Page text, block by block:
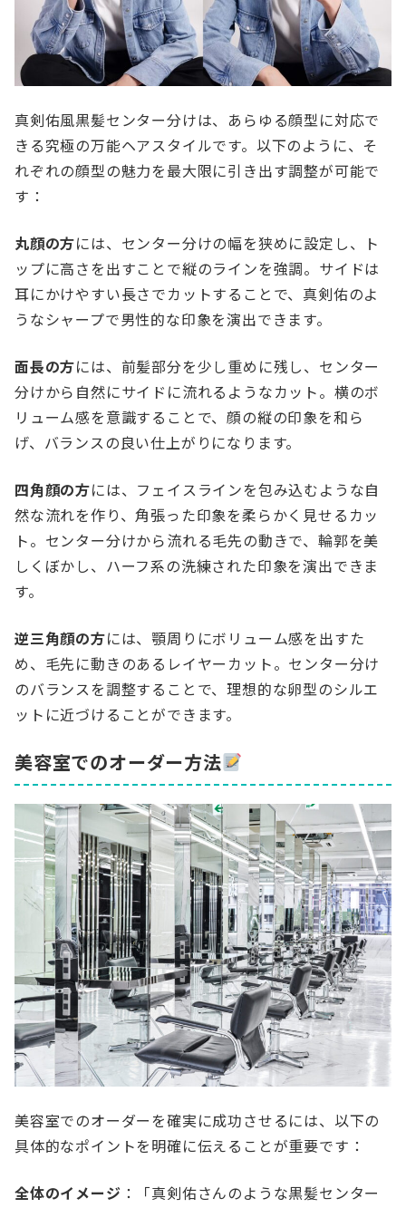
真剣佑風黒髪センター分けは、あらゆる顔型に対応で
きる究極の万能ヘアスタイルです。以下のように、そ
れぞれの顔型の魅力を最大限に引き出す調整が可能で
す：
丸顔の方には、センター分けの幅を狭めに設定し、ト
ップに高さを出すことで縦のラインを強調。サイドは
耳にかけやすい長さでカットすることで、真剣佑のよ
うなシャープで男性的な印象を演出できます。
面長の方には、前髪部分を少し重めに残し、センター
分けから自然にサイドに流れるようなカット。横のボ
リューム感を意識することで、顔の縦の印象を和ら
げ、バランスの良い仕上がりになります。
四角顔の方には、フェイスラインを包み込むような自
然な流れを作り、角張った印象を柔らかく見せるカッ
ト。センター分けから流れる毛先の動きで、輪郭を美
しくぼかし、ハーフ系の洗練された印象を演出できま
す。
逆三角顔の方には、顎周りにボリューム感を出すた
め、毛先に動きのあるレイヤーカット。センター分け
のバランスを調整することで、理想的な卵型のシルエ
ットに近づけることができます。
美容室でのオーダー方法
美容室でのオーダーを確実に成功させるには、以下の
具体的なポイントを明確に伝えることが重要です：
全体のイメージ ：「真剣佑さんのような黒髪センター